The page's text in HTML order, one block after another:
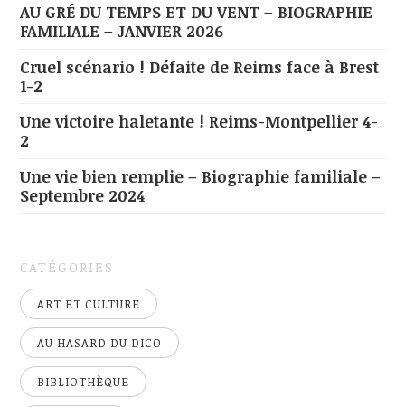
AU GRÉ DU TEMPS ET DU VENT – BIOGRAPHIE
FAMILIALE – JANVIER 2026
Cruel scénario ! Défaite de Reims face à Brest
1-2
Une victoire haletante ! Reims-Montpellier 4-
2
Une vie bien remplie – Biographie familiale –
Septembre 2024
CATÉGORIES
ART ET CULTURE
AU HASARD DU DICO
BIBLIOTHÈQUE